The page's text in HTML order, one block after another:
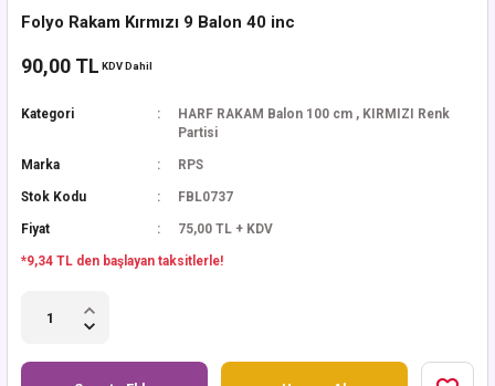
Folyo Rakam Kırmızı 9 Balon 40 inc
90,00 TL KDV Dahil
Kategori HARF RAKAM Balon 100 cm , KIRMIZI Renk
Partisi
Marka RPS
Stok Kodu FBL0737
Fiyat 75,00 TL + KDV
*9,34 TL den başlayan taksitlerle!